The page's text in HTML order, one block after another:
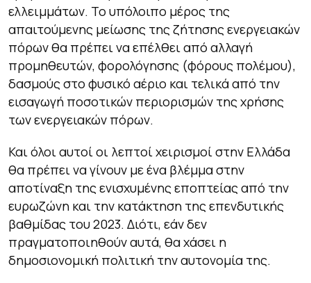
ελλειμμάτων. Το υπόλοιπο μέρος της
απαιτούμενης μείωσης της ζήτησης ενεργειακών
πόρων θα πρέπει να επέλθει από αλλαγή
προμηθευτών, φορολόγησης (φόρους πολέμου),
δασμούς στο φυσικό αέριο και τελικά από την
εισαγωγή ποσοτικών περιορισμών της χρήσης
των ενεργειακών πόρων.
Και όλοι αυτοί οι λεπτοί χειρισμοί στην Ελλάδα
θα πρέπει να γίνουν με ένα βλέμμα στην
αποτίναξη της ενισχυμένης εποπτείας από την
ευρωζώνη και την κατάκτηση της επενδυτικής
βαθμίδας του 2023. Διότι, εάν δεν
πραγματοποιηθούν αυτά, θα χάσει η
δημοσιονομική πολιτική την αυτονομία της.